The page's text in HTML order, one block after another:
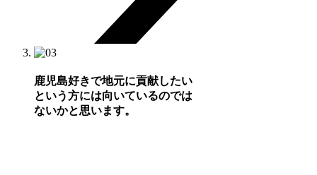
鹿児島好きで地元に貢献したい
という方には向いているのでは
ないかと思います。